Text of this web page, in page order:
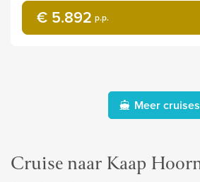
€ 5.892 p.p.
Meer cruises
Cruise naar Kaap